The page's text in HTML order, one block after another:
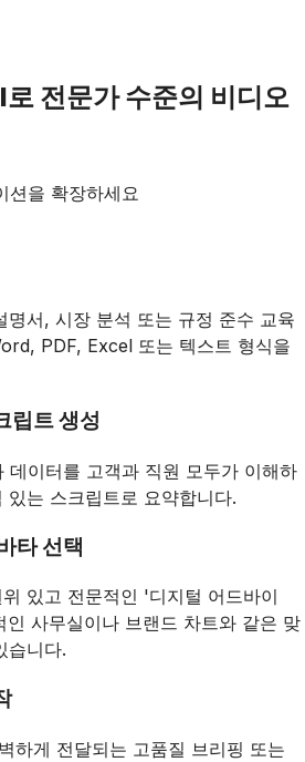
전문가 수준의 비디오
션을 확장하세요
명서, 시장 분석 또는 규정 준수 교육
PDF, Excel 또는 텍스트 형식을
립트 생성
데이터를 고객과 직원 모두가 이해하
는 스크립트로 요약합니다.
타 선택
있고 전문적인 '디지털 어드바이
사무실이나 브랜드 차트와 같은 맞
습니다.
하게 전달되는 고품질 브리핑 또는